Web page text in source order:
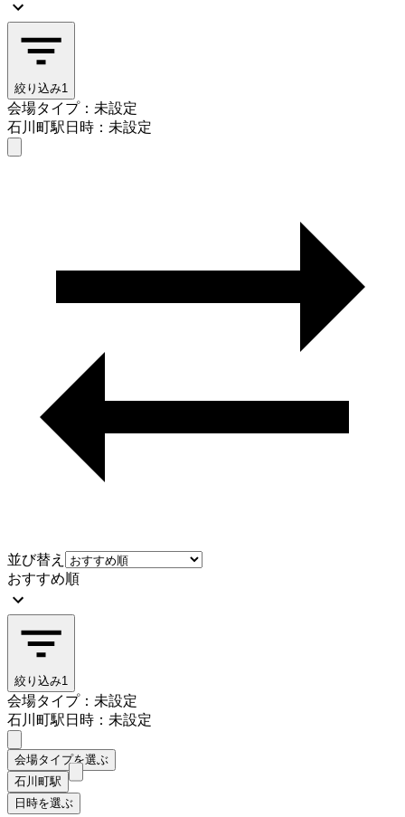
絞り込み1
会場タイプ：未設定
石川町駅日時：未設定
並び替え
おすすめ順
絞り込み1
会場タイプ：未設定
石川町駅日時：未設定
会場タイプを選ぶ
石川町駅
日時を選ぶ